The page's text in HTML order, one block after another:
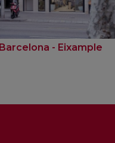
Barcelona - Eixample